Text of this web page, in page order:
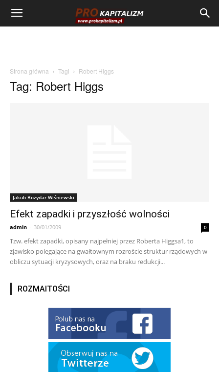
Strona główna Tagi Robert Higgs
Tag: Robert Higgs
Jakub Bożydar Wiśniewski
Efekt zapadki i przyszłość wolności
admin - 30/01/2009 0
Tzw. efekt zapadki, opisany najpełniej przez Roberta Higgsa1, to
zjawisko polegające na gwałtownym rozroście struktur rządowych w
obliczu sytuacji kryzysowych, oraz na braku redukcji...
ROZMAITOŚCI